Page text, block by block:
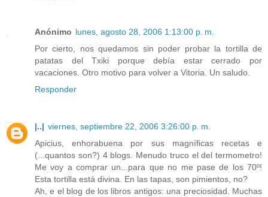
Anónimo lunes, agosto 28, 2006 1:13:00 p. m.
Por cierto, nos quedamos sin poder probar la tortilla de
patatas del Txiki porque debía estar cerrado por
vacaciones. Otro motivo para volver a Vitoria. Un saludo.
Responder
|..| viernes, septiembre 22, 2006 3:26:00 p. m.
Apicius, enhorabuena por sus magníficas recetas e
(...quantos son?) 4 blogs. Menudo truco el del termometro!
Me voy a comprar un...para que no me pase de los 70º!
Esta tortilla está divina. En las tapas, son pimientos, no?
Ah, e el blog de los libros antigos: una preciosidad. Muchas